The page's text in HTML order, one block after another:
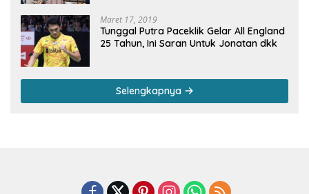
Maret 17, 2019
Tunggal Putra Paceklik Gelar All England
25 Tahun, Ini Saran Untuk Jonatan dkk
Selengkapnya